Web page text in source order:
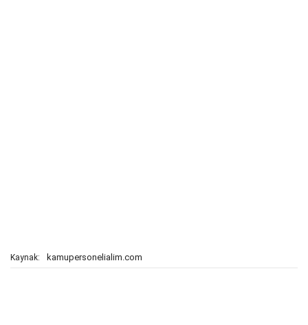
Kaynak: kamupersonelialim.com